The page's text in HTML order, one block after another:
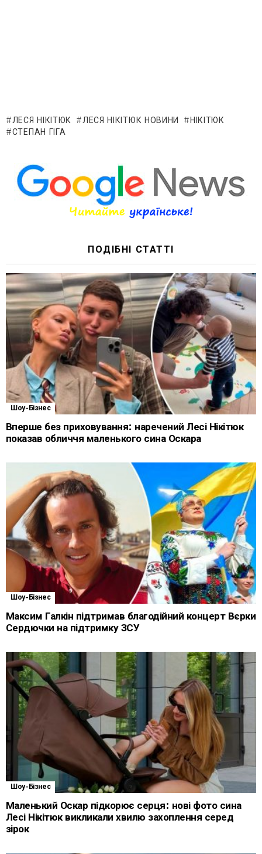
ЛЕСЯ НІКІТЮК ЛЕСЯ НІКІТЮК НОВИНИ
НІКІТЮК
СТЕПАН ГІГА
ПОДІБНІ СТАТТІ
Шоу-Бізнес
Вперше без приховування: наречений Лесі Нікітюк
показав обличчя маленького сина Оскара
Шоу-Бізнес
Максим Галкін підтримав благодійний концерт Вєрки
Сердючки на підтримку ЗСУ
Шоу-Бізнес
Маленький Оскар підкорює серця: нові фото сина
Лесі Нікітюк викликали хвилю захоплення серед
зірок